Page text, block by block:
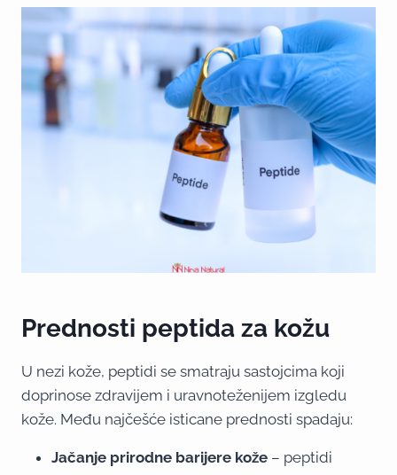
Prednosti peptida za kožu
U nezi kože, peptidi se smatraju sastojcima koji
doprinose zdravijem i uravnoteženijem izgledu
kože. Među najčešće isticane prednosti spadaju:
Jačanje prirodne barijere kože – peptidi